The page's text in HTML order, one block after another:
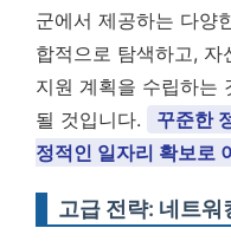
군에서 제공하는 다양
합적으로 탐색하고,
지원 계획을 수립하는
될 것입니다.
꾸준한
정적인 일자리 확보로
고급 전략: 네트워